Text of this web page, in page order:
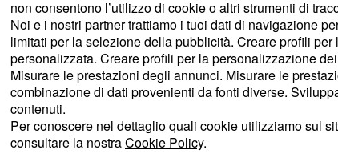
una bufala.
Marsden Park: parecchi abitanti di quella zona hanno
giurato di aver visto atterrare unUFOa Marden Park a
Nelson.
Pendle Hill: come riporta ilThe Expressin questa
situata ad est di Lancashire ci sono stati due
avvistamenti, uno nel 2014.e uno nel 2015. Questa
non consentono l’utilizzo di cookie o altri strumenti di
Noi e i nostri partner trattiamo i tuoi dati di navigazione
limitati per la selezione della pubblicità. Creare profili
personalizzata. Creare profili per la personalizzazione
Misurare le prestazioni degli annunci. Misurare le
combinazione di dati provenienti da fonti diverse.
contenuti.
Per conoscere nel dettaglio quali cookie utilizziamo sul
consultare la nostraCookie Policy.